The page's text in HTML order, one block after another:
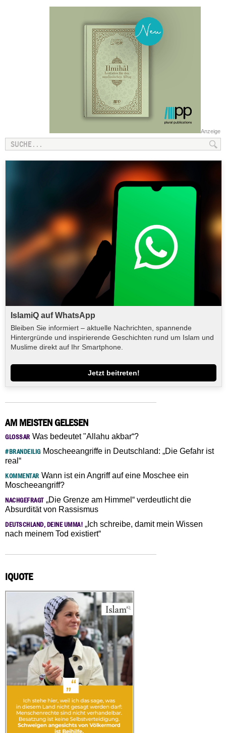
Anzeige
IslamiQ auf WhatsApp
Bleiben Sie informiert – aktuelle Nachrichten, spannende
Hintergründe und inspirierende Geschichten rund um Islam und
Muslime direkt auf Ihr Smartphone.
Jetzt beitreten!
AM MEISTEN GELESEN
GLOSSAR Was bedeutet "Allahu akbar“?
#BRANDEILIGMoscheeangriffe in Deutschland: „Die Gefahr ist
real“
KOMMENTAR Wann ist ein Angriff auf eine Moschee ein
Moscheeangriff?
NACHGEFRAGT„Die Grenze am Himmel“ verdeutlicht die
Absurdität von Rassismus
DEUTSCHLAND, DEINE UMMA! „Ich schreibe, damit mein Wissen
nach meinem Tod existiert“
IQUOTE